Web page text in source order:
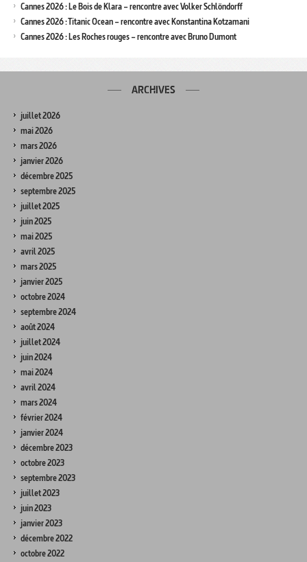
Cannes 2026 : Le Bois de Klara – rencontre avec Volker Schlöndorff
Cannes 2026 : Titanic Ocean – rencontre avec Konstantina Kotzamani
Cannes 2026 : Les Roches rouges – rencontre avec Bruno Dumont
ARCHIVES
juillet 2026
mai 2026
mars 2026
janvier 2026
décembre 2025
septembre 2025
juillet 2025
juin 2025
mai 2025
avril 2025
mars 2025
janvier 2025
octobre 2024
septembre 2024
août 2024
juillet 2024
juin 2024
mai 2024
avril 2024
mars 2024
février 2024
janvier 2024
décembre 2023
octobre 2023
septembre 2023
juillet 2023
juin 2023
janvier 2023
décembre 2022
octobre 2022